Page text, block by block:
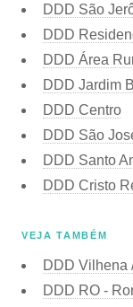
DDD São
DDD
DDD Área
DDD Jardim
DDD Centro
DDD São
DDD Santo
DDD Cristo
VEJA TAMBÉM
DDD Vilhena
DDD RO -